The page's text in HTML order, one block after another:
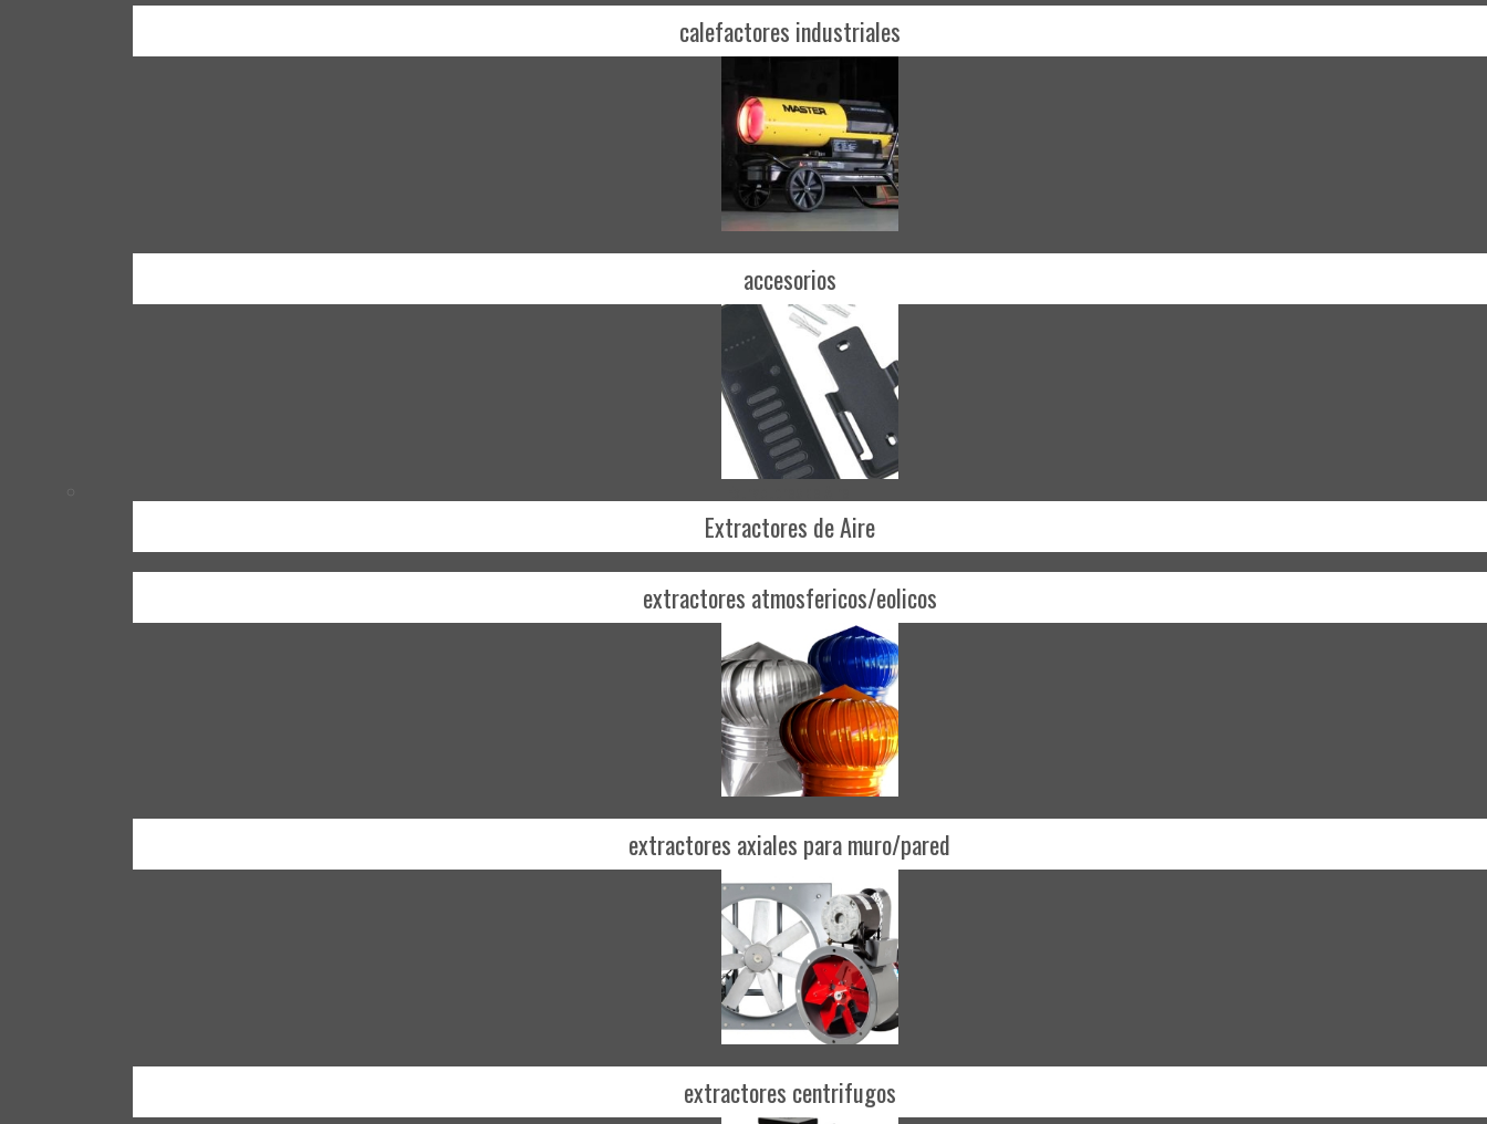
calefactores industriales
accesorios
Extractores de Aire
extractores atmosfericos/eolicos
extractores axiales para muro/pared
extractores centrifugos